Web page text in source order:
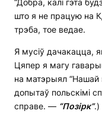
“Добра, калі гэта
што я не працую на
трэба, тое ведае.
Я мусіў дачакацца,
Цяпер я магу
на матэрыял “Нашай
допытаў польскімі
справе. — “Позірк”.)